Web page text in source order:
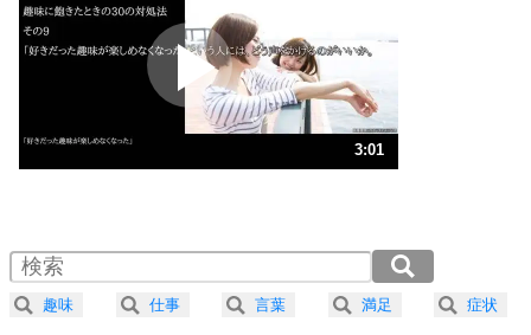
プラス思考
ポジティブになれない原因は、行動しないから。
ポジティブ思考になる30の方法
ストレス対策
人生、なんとかなるもの。
気楽に生きる30の方法
4 器の大きい人は、怒りを優しさで表現する。
プラス思考
3:01
2.0倍速 （356KB 1分30秒）
2.5倍速 （285KB 1分12秒）
3.0倍速 （238KB 1分0秒）
趣味 仕事 言葉 満足 症状